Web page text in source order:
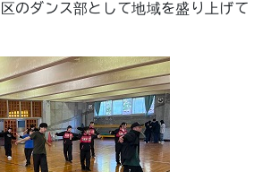
のダンス部として地域を盛り上げて